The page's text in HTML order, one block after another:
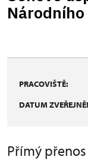
PRACOVIŠTĚ:
DATUM
Přímý